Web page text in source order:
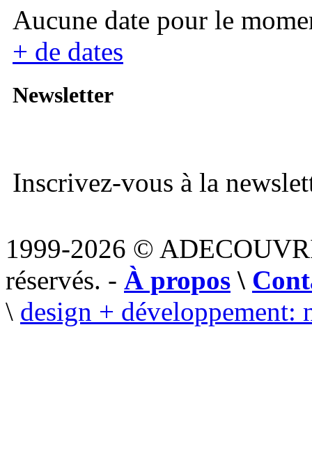
Aucune date pour le
+ de dates
Newsletter
Inscrivez-vous à la
1999-2026 ©
réservés. - À propos \
\ design + développement: